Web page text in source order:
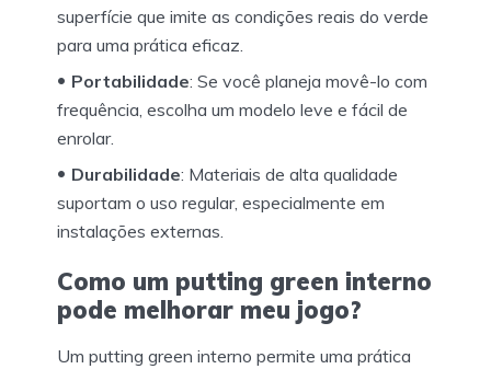
superfície que imite as condições reais do verde
para uma prática eficaz.
Portabilidade: Se você planeja movê-lo com
frequência, escolha um modelo leve e fácil de
enrolar.
Durabilidade: Materiais de alta qualidade
suportam o uso regular, especialmente em
instalações externas.
Como um putting green interno
pode melhorar meu jogo?
Um putting green interno permite uma prática